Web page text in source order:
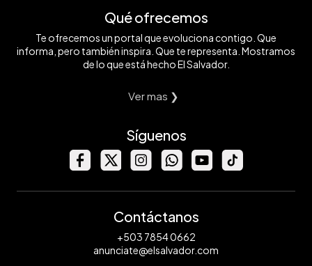
Qué ofrecemos
Te ofrecemos un portal que evoluciona contigo. Que
informa, pero también inspira. Que te representa. Mostramos
de lo que está hecho El Salvador.
Ver mas ❯
Síguenos
Contáctanos
+503 7854 0662
anunciate@elsalvador.com